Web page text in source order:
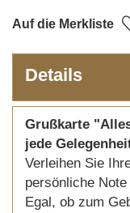
Auf die Merkliste
Details
Grußkarte
jede
Verleihen Sie
persönliche
Egal, ob zum